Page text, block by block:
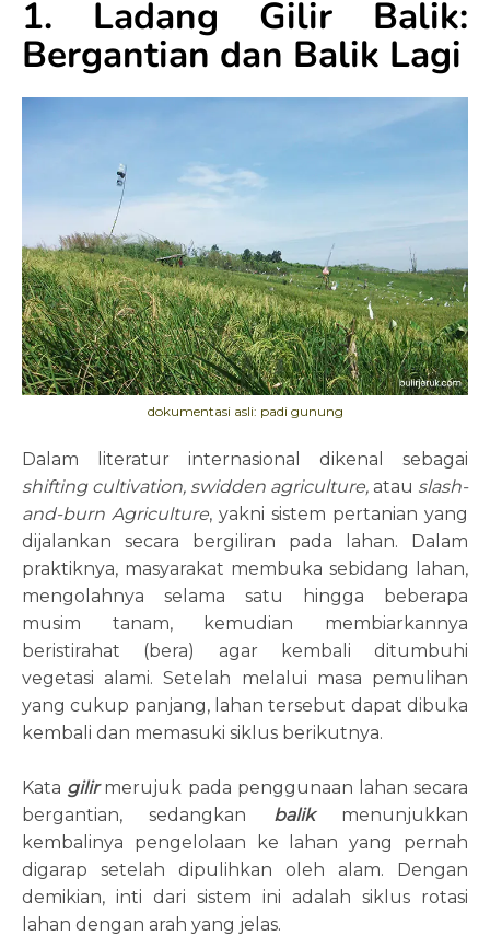
1. Ladang Gilir Balik:
Bergantian dan Balik Lagi
dokumentasi asli: padi gunung
Dalam literatur internasional dikenal sebagai
shifting cultivation, swidden agriculture, atau slash-
and-burn Agriculture, yakni sistem pertanian yang
dijalankan secara bergiliran pada lahan. Dalam
praktiknya, masyarakat membuka sebidang lahan,
mengolahnya selama satu hingga beberapa
musim tanam, kemudian membiarkannya
beristirahat (bera) agar kembali ditumbuhi
vegetasi alami. Setelah melalui masa pemulihan
yang cukup panjang, lahan tersebut dapat dibuka
kembali dan memasuki siklus berikutnya.
Kata gilirmerujuk pada penggunaan lahan secara
bergantian, sedangkan balikmenunjukkan
kembalinya pengelolaan ke lahan yang pernah
digarap setelah dipulihkan oleh alam. Dengan
demikian, inti dari sistem ini adalah siklus rotasi
lahan dengan arah yang jelas.